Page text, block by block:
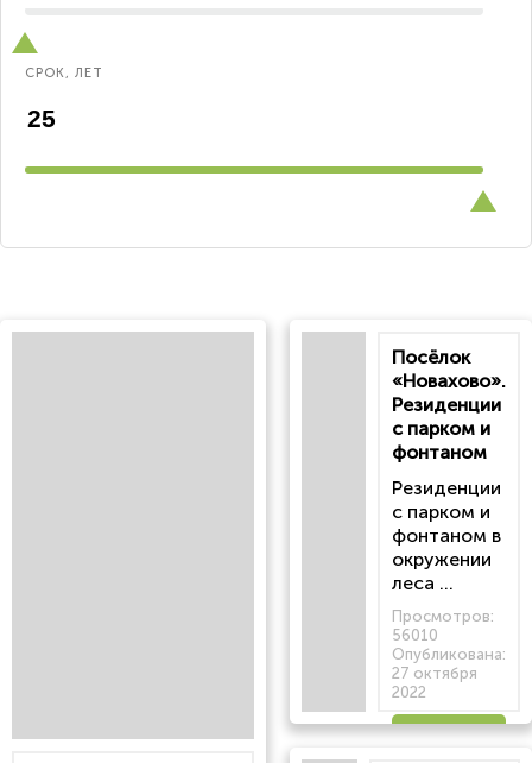
СРОК, ЛЕТ
Посёлок
«Новахово».
Резиденции
с парком и
фонтаном
Резиденции
с парком и
фонтаном в
окружении
леса ...
Просмотров:
56010
Опубликована:
27 октября
2022